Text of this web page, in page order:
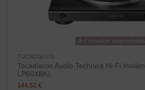
Consultar
TOCADISCOS
Tocadiscos Audio-Technica Hi-Fi
LP60XBK)
144,52 €